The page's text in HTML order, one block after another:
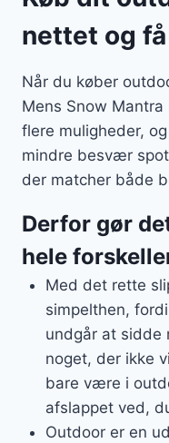
nettet og
Når du køber
Mens Snow
flere muligheder,
mindre besvær
der matcher både
Derfor gør
hele
Med det rette
simpelthen,
undgår at sidde
noget, der ikke
bare være i
afslappet ved,
Outdoor er en